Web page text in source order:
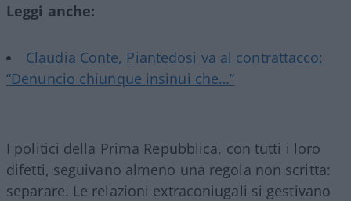
Leggi anche:
Claudia Conte, Piantedosi va al contrattacco:
“Denuncio chiunque insinui che…”
I politici della Prima Repubblica, con tutti i loro
difetti, seguivano almeno una regola non scritta:
separare. Le relazioni extraconiugali si gestivano